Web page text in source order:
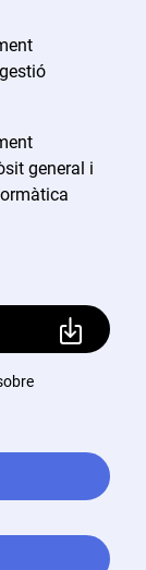
general i